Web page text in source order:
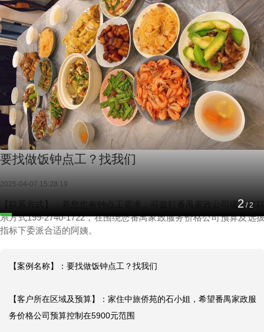
2 /2
要找做饭钟点工？找我们
2025-04-07 15:28:19
【联系方式】：若您也有钟点工需求，可拨打番禺家政公司哪一家
系方式199-2740-1722，在围绕您番禺家政服务价格公司预算及选
指标下委派合适的阿姨。
【案例名称】：要找做饭钟点工？找我们
【客户所在区域及预算】：家住中旅侨苑的石小姐，希望番禺家政服
务价格公司预算控制在5900元范围